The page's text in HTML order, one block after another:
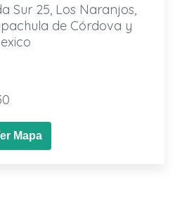
Sur 25, Los Naranjos,
de Córdova y
Mapa